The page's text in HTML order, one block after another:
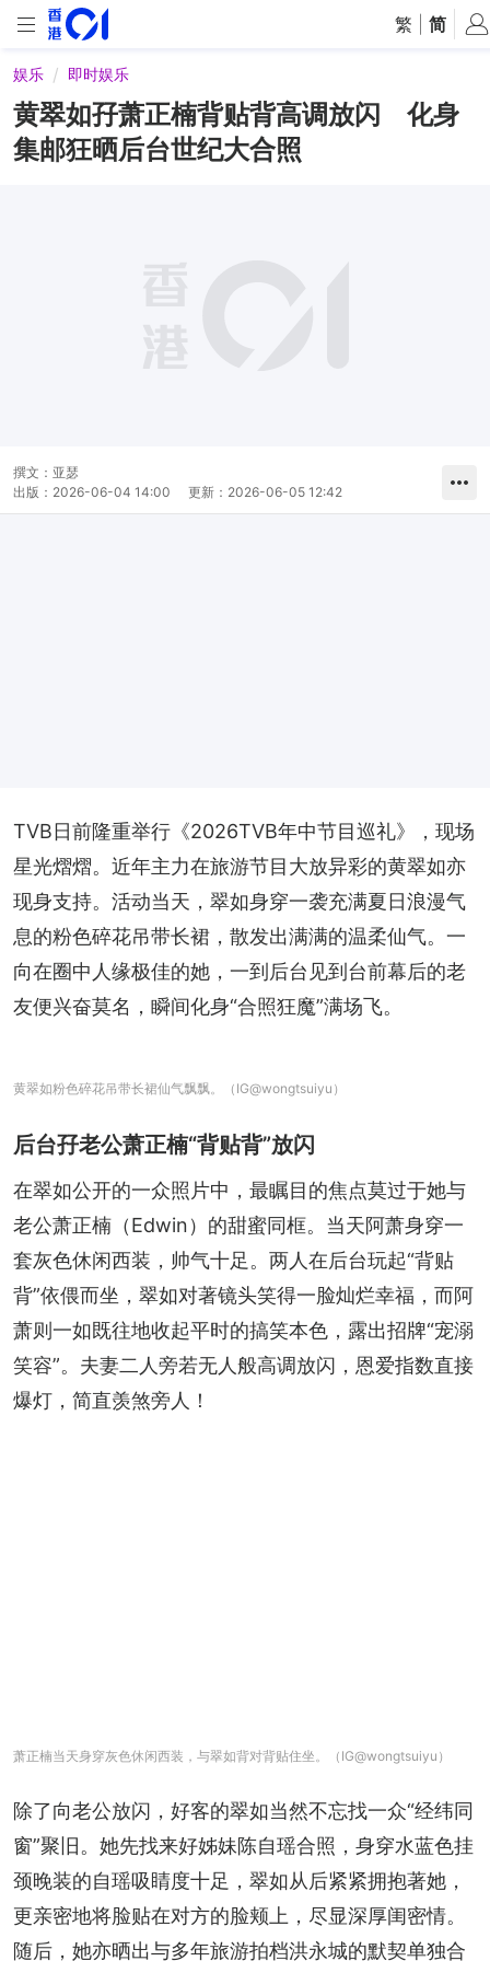
繁 简
娱乐 即时娱乐
黄翠如孖萧正楠背贴背高调放闪 化身
集邮狂晒后台世纪大合照
撰文： 亚瑟
出版： 2026-06-04 14:00 更新： 2026-06-05 12:42
TVB日前隆重举行《2026TVB年中节目巡礼》，现场
星光熠熠。近年主力在旅游节目大放异彩的黄翠如亦
现身支持。活动当天，翠如身穿一袭充满夏日浪漫气
息的粉色碎花吊带长裙，散发出满满的温柔仙气。一
向在圈中人缘极佳的她，一到后台见到台前幕后的老
友便兴奋莫名，瞬间化身“合照狂魔”满场飞。
黄翠如粉色碎花吊带长裙仙气飘飘。（IG@wongtsuiyu）
后台孖老公萧正楠“背贴背”放闪
在翠如公开的一众照片中，最瞩目的焦点莫过于她与
老公萧正楠（Edwin）的甜蜜同框。当天阿萧身穿一
套灰色休闲西装，帅气十足。两人在后台玩起“背贴
背”依偎而坐，翠如对著镜头笑得一脸灿烂幸福，而阿
萧则一如既往地收起平时的搞笑本色，露出招牌“宠溺
笑容”。夫妻二人旁若无人般高调放闪，恩爱指数直接
爆灯，简直羡煞旁人！
萧正楠当天身穿灰色休闲西装，与翠如背对背贴住坐。（IG@wongtsuiyu）
除了向老公放闪，好客的翠如当然不忘找一众“经纬同
窗”聚旧。她先找来好姊妹陈自瑶合照，身穿水蓝色挂
颈晚装的自瑶吸睛度十足，翠如从后紧紧拥抱著她，
更亲密地将脸贴在对方的脸颊上，尽显深厚闺密情。
随后，她亦晒出与多年旅游拍档洪永城的默契单独合